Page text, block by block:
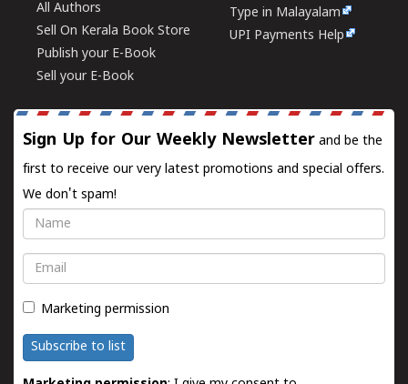
All Authors
Sell On Kerala Book Store
Publish your E-Book
Sell your E-Book
Type in Malayalam
UPI Payments Help
Sign Up for Our Weekly Newsletter and be the
first to receive our very latest promotions and special offers.
We don't spam!
Name
Email
Marketing permission
Subscribe to list